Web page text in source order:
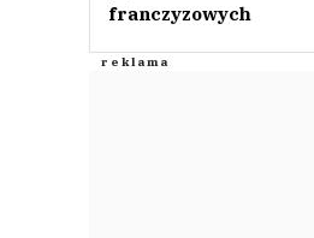
franczyzowych